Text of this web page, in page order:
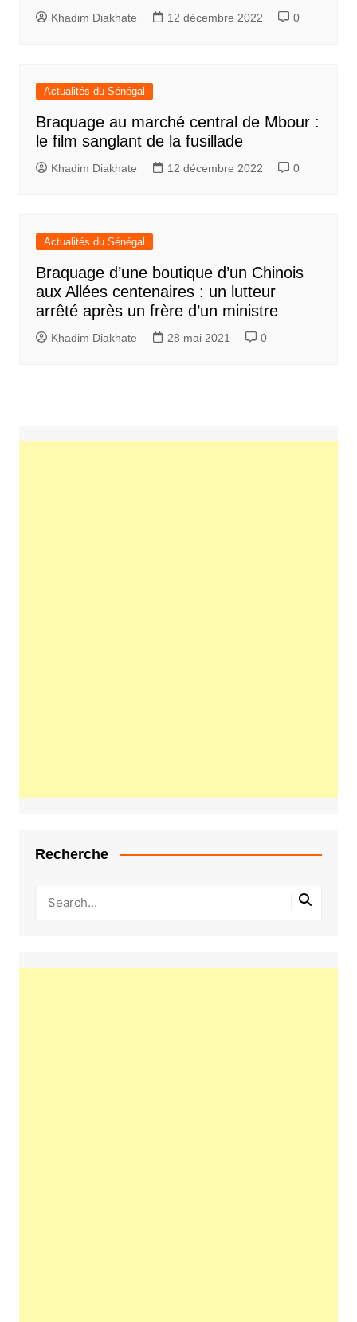
Khadim Diakhate 12 décembre 2022 0
Actualités du Sénégal
Braquage au marché central de Mbour :
le film sanglant de la fusillade
Khadim Diakhate 12 décembre 2022 0
Actualités du Sénégal
Braquage d’une boutique d’un Chinois
aux Allées centenaires : un lutteur
arrêté après un frère d’un ministre
Khadim Diakhate 28 mai 2021 0
Recherche